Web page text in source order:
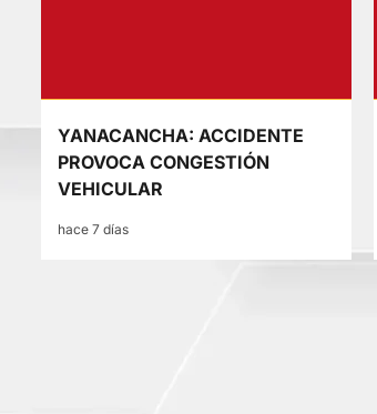
YANACANCHA: ACCIDENTE
PROVOCA CONGESTIÓN
VEHICULAR
hace 7 días